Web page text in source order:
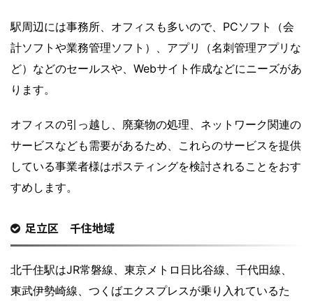
駅周辺には事務所、オフィスも多いので、PCソフト（会
計ソフトや業務管理ソフト）、アプリ（名刺管理アプリな
ど）などのセールスや、Webサイト作成などにニーズがあ
ります。
オフィスの引っ越し、廃棄物の処理、ネットワーク関連の
サービスなども需要があるため、これらのサービスを提供
している事業者様はポスティングを検討されることをおす
すめします。
足立区 千住地域
北千住駅はJR常磐線、東京メトロ日比谷線、千代田線、
東武伊勢崎線、つくばエクスプレスが乗り入れているた